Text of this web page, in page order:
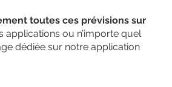
toutes ces prévisions sur
applications ou n’importe quel
dédiée sur notre application